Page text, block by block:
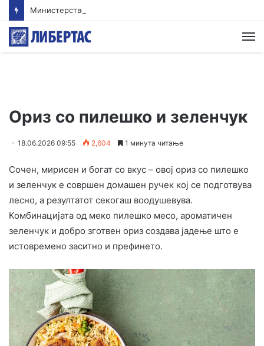
Ориз со пилешко и зеленчук
18.06.2026 09:55 2,604 1 минута читање
Сочен, мирисен и богат со вкус – овој ориз со пилешко
и зеленчук е совршен домашен ручек кој се подготвува
лесно, а резултатот секогаш воодушевува.
Комбинацијата од меко пилешко месо, ароматичен
зеленчук и добро зготвен ориз создава јадење што е
истовремено заситно и префинето.